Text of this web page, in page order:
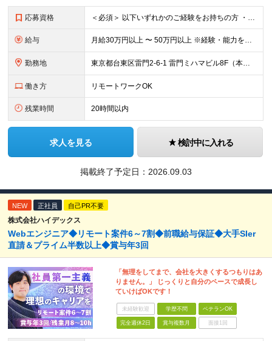
応募資格 ＜必須＞ 以下いずれかのご経験をお持ちの方 ・C／C++／Java／C#などでのシステム開発経験 ・サーバ／ネットワークの構築・運用保守のご経験 ※「多重下請けで上流に関われない」「1人常駐が続いてい
給与 月給30万円以上 〜 50万円以上 ※経験・能力を考慮のうえ、当社規定により優遇します。 ※年俸制（月給として支給）。 ※想定年収400万〜700万円。 【給与体系】 ・昇給：適宜（前年度実績：社員
勤務地 東京都台東区雷門2-6-1 雷門ミハマビル8F（本社） および東京23区内のプロジェクト先 ※常駐先（東京23区内）が変わることはありますが、転勤はありません。 ※社員の約7割が週2〜3日リモート勤
働き方 リモートワークOK
残業時間 20時間以内
求人を見る 検討中に入れる
掲載終了予定日： 2026.09.03
NEW 正社員 自己PR不要
株式会社ハイデックス
Webエンジニア◆リモート案件6～7割◆前職給与保証◆大手SIer
直請＆プライム半数以上◆賞与年3回
「無理をしてまで、会社を大きくするつもりはあ
りません。」 じっくりと自分のペースで成長し
ていけばOKです！
未経験歓迎 学歴不問 ベテランOK
完全週休2日 賞与複数月 面接1回